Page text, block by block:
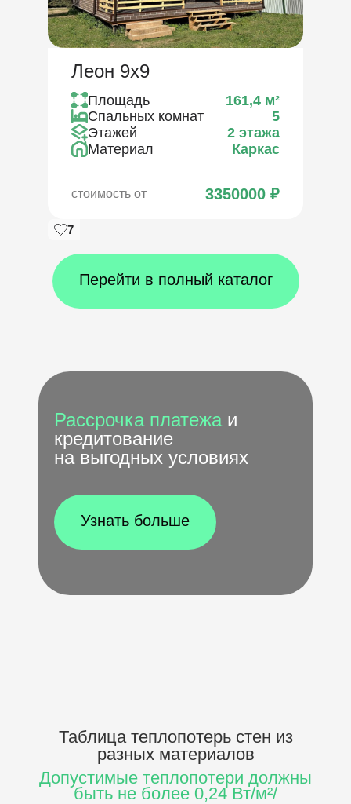
Леон 9х9
Площадь 161,4 м²
Спальных комнат
5
Этажей
2 этажа
Материал
Каркас
стоимость от 3350000 ₽
7
Перейти в полный каталог
Рассрочка платежа и
кредитование
на выгодных условиях
Узнать больше
Таблица теплопотерь стен из
разных материалов
Допустимые теплопотери должны
быть не более 0,24 Вт/м²/